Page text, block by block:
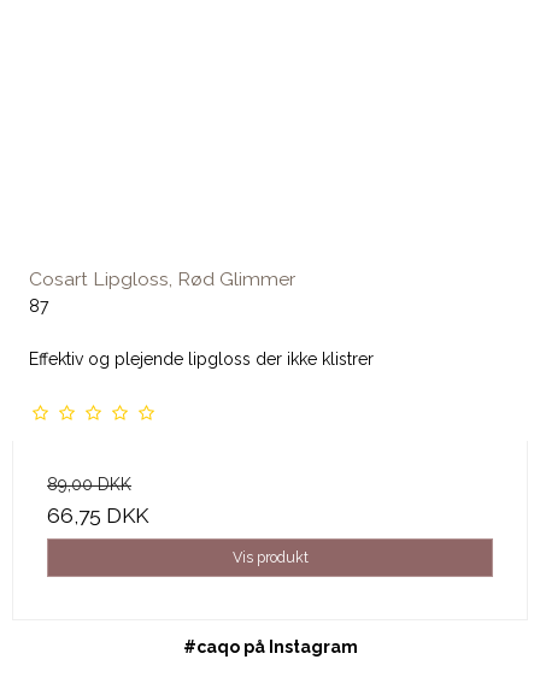
Cosart Lipgloss, Rød Glimmer
87
Effektiv og plejende lipgloss der ikke klistrer
89,00 DKK
66,75 DKK
Vis produkt
#caqo på Instagram